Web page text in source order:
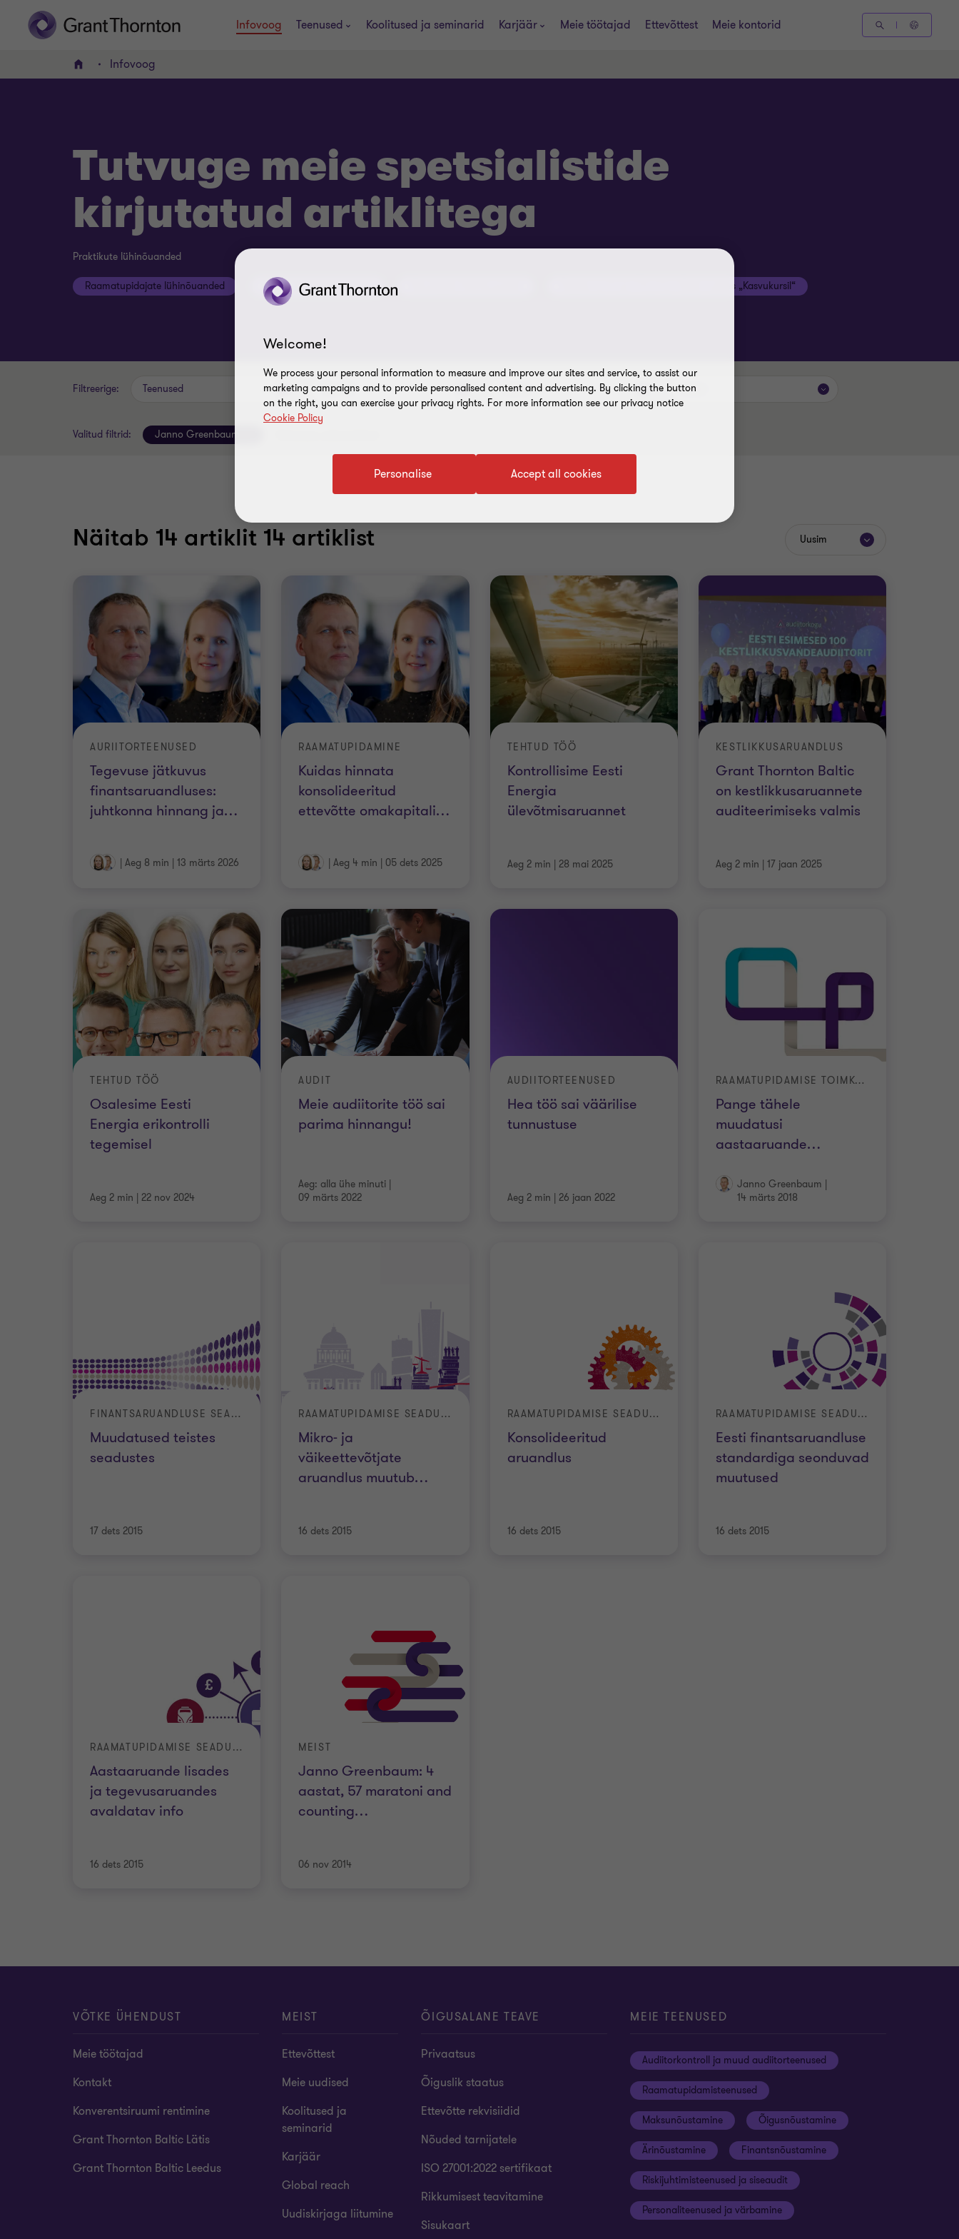
Infovoog Teenused Koolitused ja seminarid Karjäär Meie töötajad Ettevõttest Meie kontorid
AVALEHTInfovoog
Tutvuge meie spetsialistide
kirjutatud artiklitega
Praktikute lühinõuanded
Raamatupidajate lühinõuanded Audiitorite lühinõuanded Äripäev ja Grant Thornton Baltic saates „Kasvukursil“
Filtreerige: Teenused Sisu liik Teema Autor
Valitud filtrid: Janno Greenbaum
Näitab 14 artiklit 14 artiklist Uusim
Tegevuse jätkuvus
finantsaruandluses:
juhtkonna hinnang ja…
AURIITORTEENUSED
| Aeg 8 min | 13 märts 2026
Kuidas hinnata
konsolideeritud
ettevõtte omakapitali…
RAAMATUPIDAMINE
| Aeg 4 min | 05 dets 2025
Kontrollisime Eesti
Energia
ülevõtmisaruannet
TEHTUD TÖÖ
Aeg 2 min | 28 mai 2025
Grant Thornton Baltic
on kestlikkusaruannete
auditeerimiseks valmis
KESTLIKKUSARUANDLUS
Aeg 2 min | 17 jaan 2025
Osalesime Eesti
Energia erikontrolli
tegemisel
TEHTUD TÖÖ
Aeg 2 min | 22 nov 2024
Meie audiitorite töö sai
parima hinnangu!
AUDIT
Aeg: alla ühe minuti |
09 märts 2022
Hea töö sai väärilise
tunnustuse
AUDIITORTEENUSED
Aeg 2 min | 26 jaan 2022
Pange tähele
muudatusi
aastaaruande…
RAAMATUPIDAMISE TOIMKONNA JUHENDID
Janno Greenbaum |
14 märts 2018
Muudatused teistes
seadustes
FINANTSARUANDLUSE SEADUSTE MUUDATUSED
17 dets 2015
Mikro- ja
väikeettevõtjate
aruandlus muutub…
RAAMATUPIDAMISE SEADUSE MUUDATUSED
16 dets 2015
Konsolideeritud
aruandlus
RAAMATUPIDAMISE SEADUSE MUUDATUSED
16 dets 2015
Eesti finantsaruandluse
standardiga seonduvad
muutused
RAAMATUPIDAMISE SEADUSE MUUDATUSED
16 dets 2015
Aastaaruande lisades
ja tegevusaruandes
avaldatav info
RAAMATUPIDAMISE SEADUSE MUUDATUSED
16 dets 2015
Janno Greenbaum: 4
aastat, 57 maratoni and
counting…
MEIST
06 nov 2014
VÕTKE ÜHENDUST
Meie töötajad
Kontakt
Konverentsiruumi rentimine
Grant Thornton Baltic Lätis
Grant Thornton Baltic Leedus
MEIST
Ettevõttest
Meie uudised
Koolitused ja
seminarid
Karjäär
Global reach
Uudiskirjaga liitumine
ÕIGUSALANE TEAVE
Privaatsus
Õiguslik staatus
Ettevõtte rekvisiidid
Nõuded tarnijatele
ISO 27001:2022 sertifikaat
Rikkumisest teavitamine
Sisukaart
MEIE TEENUSED
Audiitorkontroll ja muud audiitorteenused
Raamatupidamisteenused
Maksunõustamine Õigusnõustamine
Ärinõustamine Finantsnõustamine
Riskijuhtimisteenused ja siseaudit
Personaliteenused ja värbamine
Welcome!
We process your personal information to measure and improve our sites and service, to assist our
marketing campaigns and to provide personalised content and advertising. By clicking the button
on the right, you can exercise your privacy rights. For more information see our privacy notice
Cookie Policy
Accept all cookies
Personalise